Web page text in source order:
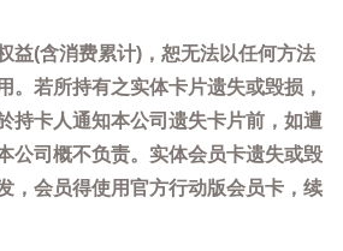
益(含消费累计)，恕无法以任何方法
。若所持有之实体卡片遗失或毁损，
持卡人通知本公司遗失卡片前，如遭
公司概不负责。实体会员卡遗失或毁
，会员得使用官方行动版会员卡，续